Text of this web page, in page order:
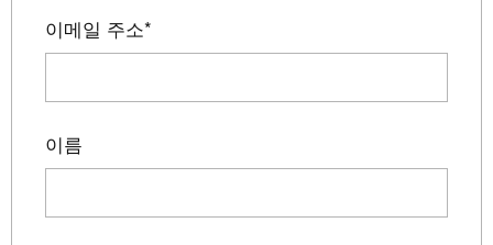
이메일 주소*
이름